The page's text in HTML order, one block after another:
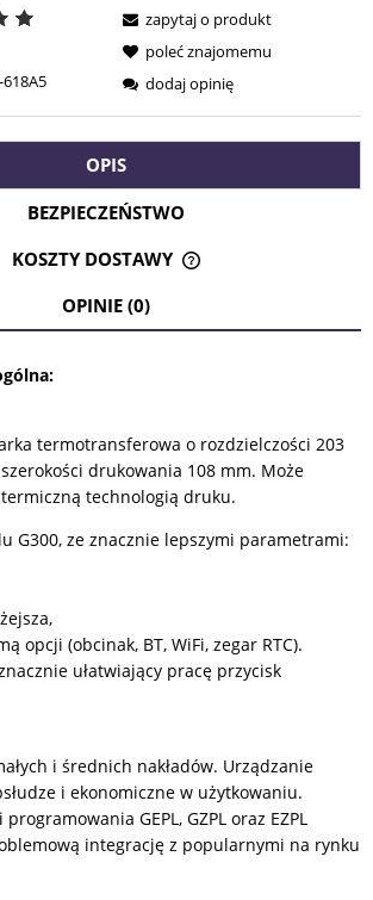
zapytaj o produkt
poleć znajomemu
dodaj opinię
OPIS
BEZPIECZEŃSTWO
KOSZTY DOSTAWY
EWENTUALNYCH KOSZTÓW PŁATNOŚCI
OPINIE (0)
termotransferowa o rozdzielczości 203
drukowania 108 mm. Może
technologią druku.
G300, ze znacznie lepszymi parametrami:
opcji (obcinak, BT, WiFi, zegar RTC).
ułatwiający pracę przycisk
i średnich nakładów. Urządzanie
i ekonomiczne w użytkowaniu.
GEPL, GZPL oraz EZPL
integrację z popularnymi na rynku